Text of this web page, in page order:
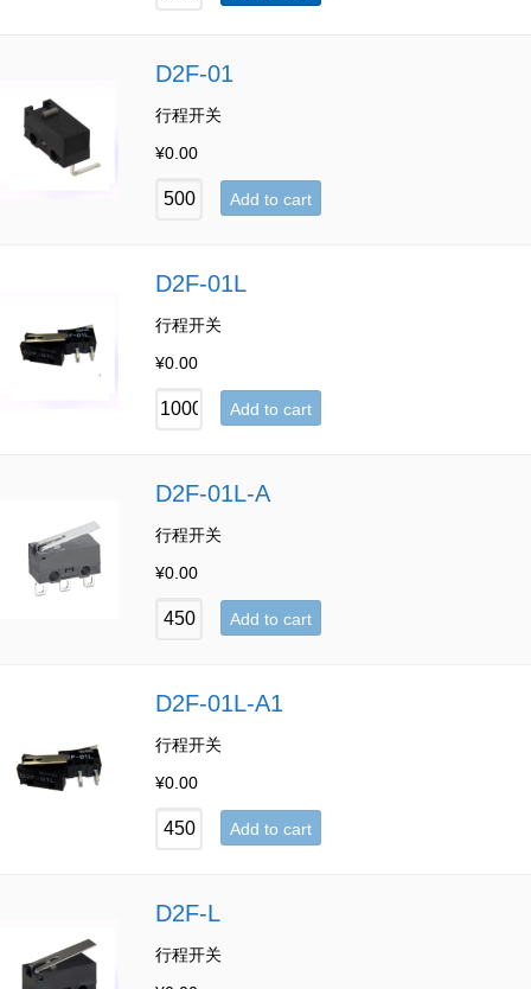
D2F-01
行程开关
¥0.00
Add to cart
D2F-01L
行程开关
¥0.00
Add to cart
D2F-01L-A
行程开关
¥0.00
Add to cart
D2F-01L-A1
行程开关
¥0.00
Add to cart
D2F-L
行程开关